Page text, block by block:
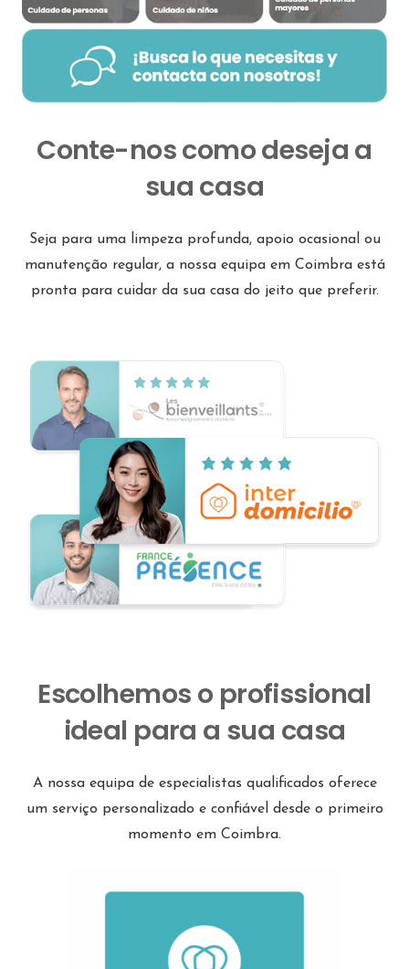
Conte-nos como deseja a
sua casa
Seja para uma limpeza profunda, apoio ocasional ou
manutenção regular, a nossa equipa em Coimbra está
pronta para cuidar da sua casa do jeito que preferir.
Escolhemos o profissional
ideal para a sua casa
A nossa equipa de especialistas qualificados oferece
um serviço personalizado e confiável desde o primeiro
momento em Coimbra.